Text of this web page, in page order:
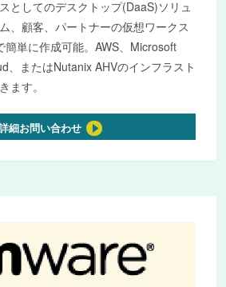
としてのデスクトップ(DaaS)ソリュ
、顧客、パートナーの仮想ワークス
簡単に作成可能。AWS、Microsoft
、またはNutanix AHVのインフラスト
ます。
細お問い合わせ